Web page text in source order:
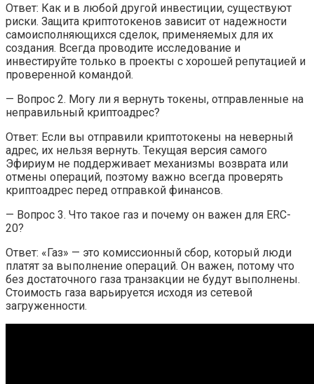
Ответ: Как и в любой другой инвестиции, существуют
риски. Защита криптотокенов зависит от надежности
самоисполняющихся сделок, применяемых для их
создания. Всегда проводите исследование и
инвестируйте только в проекты с хорошей репутацией и
проверенной командой.
— Вопрос 2. Могу ли я вернуть токены, отправленные на
неправильный криптоадрес?
Ответ: Если вы отправили криптотокены на неверный
адрес, их нельзя вернуть. Текущая версия самого
Эфириум не поддерживает механизмы возврата или
отмены операций, поэтому важно всегда проверять
криптоадрес перед отправкой финансов.
— Вопрос 3. Что такое газ и почему он важен для ERC-
20?
Ответ: «Газ» — это комиссионный сбор, который люди
платят за выполнение операций. Он важен, потому что
без достаточного газа транзакции не будут выполнены.
Стоимость газа варьируется исходя из сетевой
загруженности.